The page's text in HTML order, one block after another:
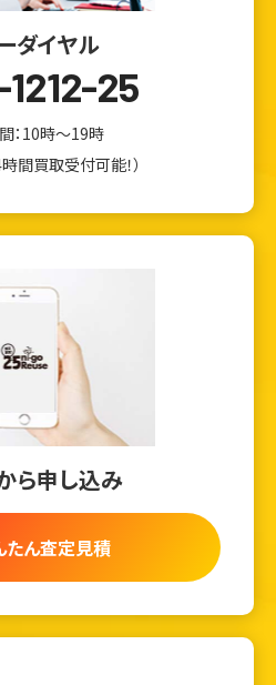
ダイヤル
25
：10時～19時
間買取受付可能！）
ら申し込み
ん査定見積